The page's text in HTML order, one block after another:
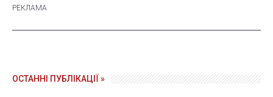
ОСТАННІ ПУБЛІКАЦІЇ »